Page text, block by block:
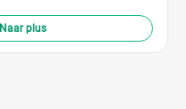
Naar plus